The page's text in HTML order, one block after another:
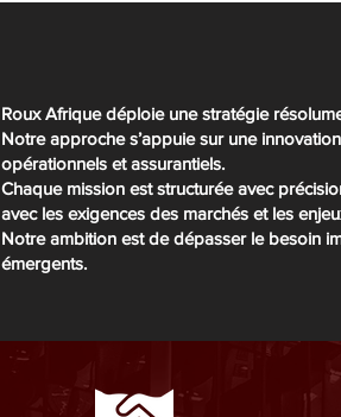
Roux Afrique déploie une stratégie
Notre approche s’appuie sur une
opérationnels et assurantiels.
Chaque mission est structurée avec
avec les exigences des marchés et les
Notre ambition est de dépasser le besoin
émergents.